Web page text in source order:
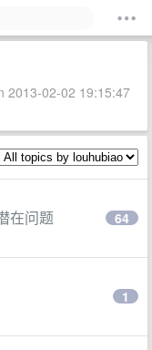
2013-02-02 19:15:47
在问题 64
1